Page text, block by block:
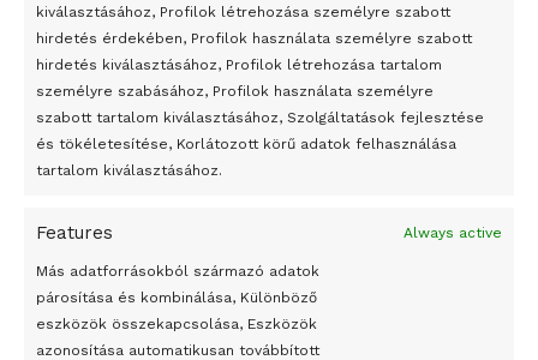
kiválasztásához, Profilok létrehozása személyre szabott
hirdetés érdekében, Profilok használata személyre szabott
hirdetés kiválasztásához, Profilok létrehozása tartalom
személyre szabásához, Profilok használata személyre
szabott tartalom kiválasztásához, Szolgáltatások fejlesztése
és tökéletesítése, Korlátozott körű adatok felhasználása
tartalom kiválasztásához.
Features Always active
Más adatforrásokból származó adatok
párosítása és kombinálása, Különböző
eszközök összekapcsolása, Eszközök
azonosítása automatikusan továbbított
Átmenetileg szünetelnek az összecsapások Bahmutnál
Egy vagyonért adták el Banksy művét miután elégették.
Az 1950-ben elhunyt alkotók művei szabadon
felhasználhatóvá válnak
Megváltoztatják a montenegrói egyházügyi törvény
Peking – A visegrádi országok zsidó kulturális örökségét
bemutató fotókiállítás nyílt
Megveszi az osztrák Wienerberger az amerikai Meridian
Bricket